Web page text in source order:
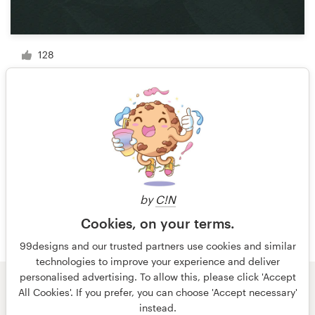
by C!N
Cookies, on your terms.
99designs and our trusted partners use cookies and similar
technologies to improve your experience and deliver
personalised advertising. To allow this, please click 'Accept
All Cookies'. If you prefer, you can choose 'Accept necessary'
instead.
128
1 van 17
© 99designs
door Vista
Algemene voorwaarden